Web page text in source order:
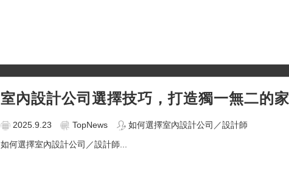
室內設計公司選擇技巧，打造獨一無二的家
2025.9.23 TopNews
如何選擇室內設計公司／設計師
如何選擇室內設計公司／設計師...